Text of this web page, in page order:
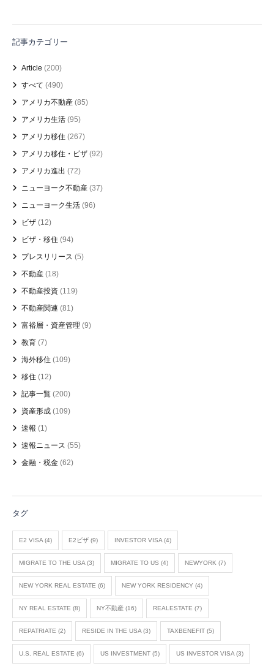
記事カテゴリー
Article (200)
すべて (490)
アメリカ不動産 (85)
アメリカ生活 (95)
アメリカ移住 (267)
アメリカ移住・ビザ (92)
アメリカ進出 (72)
ニューヨーク不動産 (37)
ニューヨーク生活 (96)
ビザ (12)
ビザ・移住 (94)
プレスリリース (5)
不動産 (18)
不動産投資 (119)
不動産関連 (81)
富裕層・資産管理 (9)
教育 (7)
海外移住 (109)
移住 (12)
記事一覧 (200)
資産形成 (109)
速報 (1)
速報ニュース (55)
金融・税金 (62)
タグ
E2 VISA (4) E2ビザ (9) INVESTOR VISA (4)
MIGRATE TO THE USA (3) MIGRATE TO US (4) NEWYORK (7)
NEW YORK REAL ESTATE (6) NEW YORK RESIDENCY (4)
NY REAL ESTATE (8) NY不動産 (16) REALESTATE (7)
REPATRIATE (2) RESIDE IN THE USA (3) TAXBENEFIT (5)
U.S. REAL ESTATE (6) US INVESTMENT (5) US INVESTOR VISA (3)